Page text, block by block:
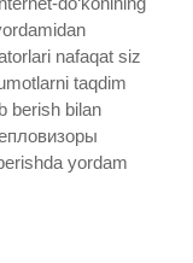
nafaqat siz
taqdim
berish bilan
yordam